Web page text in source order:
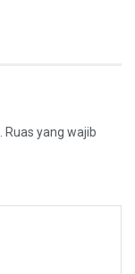
Ruas yang wajib